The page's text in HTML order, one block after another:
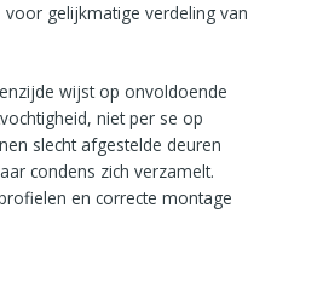
voor gelijkmatige verdeling van
wijst op onvoldoende
niet per se op
slecht afgestelde deuren
condens zich verzamelt.
en correcte montage